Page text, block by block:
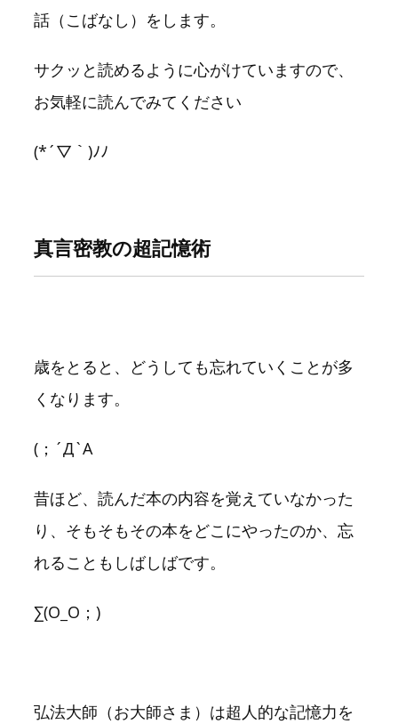
話（こばなし）をします。
サクッと読めるように心がけていますので、
お気軽に読んでみてください
(*´▽｀)ﾉﾉ
真言密教の超記憶術
歳をとると、どうしても忘れていくことが多
くなります。
(；´Д`A
昔ほど、読んだ本の内容を覚えていなかった
り、そもそもその本をどこにやったのか、忘
れることもしばしばです。
∑(O_O；)
弘法大師（お大師さま）は超人的な記憶力を